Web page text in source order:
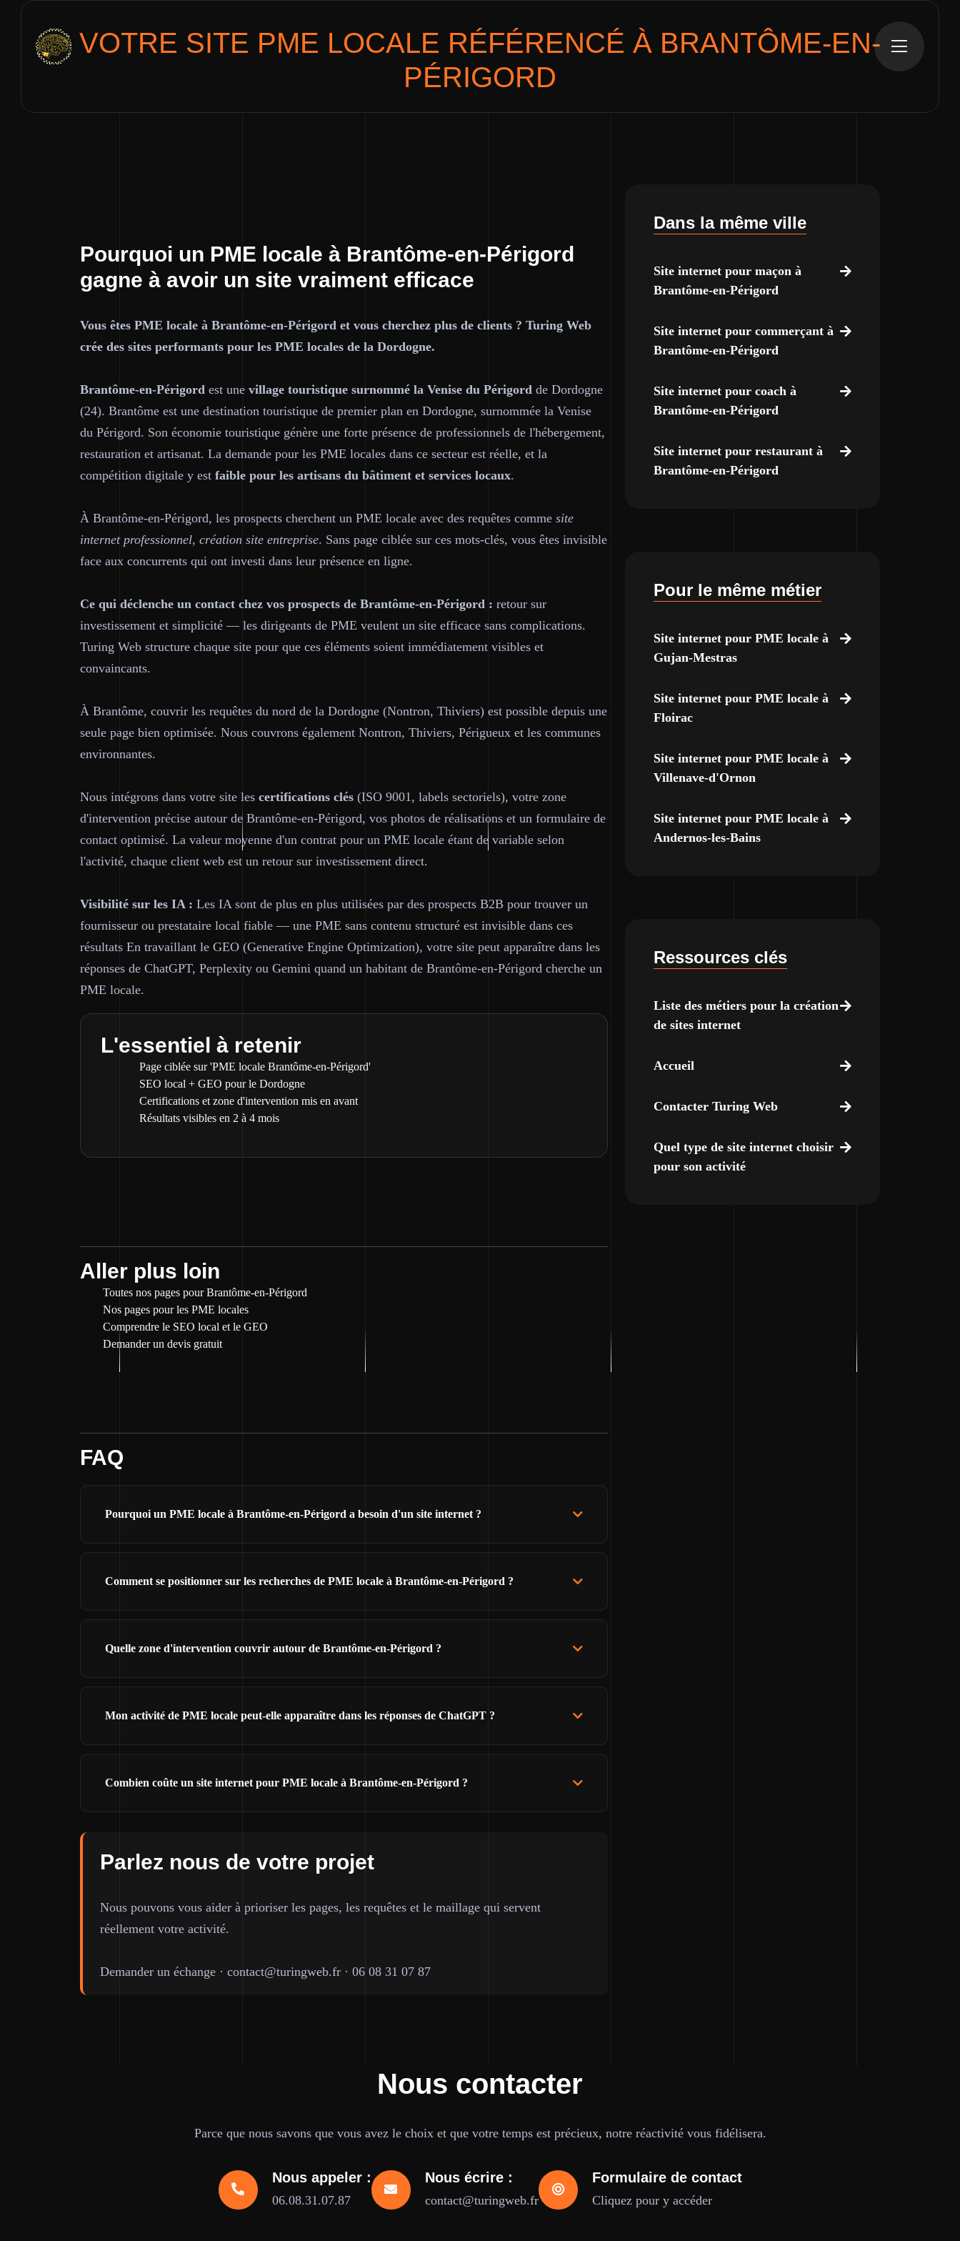
VOTRE SITE PME LOCALE RÉFÉRENCÉ À BRANTÔME-EN-
PÉRIGORD
Pourquoi un PME locale à Brantôme-en-Périgord
gagne à avoir un site vraiment efficace
Vous êtes PME locale à Brantôme-en-Périgord et vous cherchez plus de clients ? Turing Web
crée des sites performants pour les PME locales de la Dordogne.
Brantôme-en-Périgord est une village touristique surnommé la Venise du Périgord de Dordogne
(24). Brantôme est une destination touristique de premier plan en Dordogne, surnommée la Venise
du Périgord. Son économie touristique génère une forte présence de professionnels de l'hébergement,
restauration et artisanat. La demande pour les PME locales dans ce secteur est réelle, et la
compétition digitale y est faible pour les artisans du bâtiment et services locaux.
À Brantôme-en-Périgord, les prospects cherchent un PME locale avec des requêtes comme site
internet professionnel, création site entreprise. Sans page ciblée sur ces mots-clés, vous êtes invisible
face aux concurrents qui ont investi dans leur présence en ligne.
Ce qui déclenche un contact chez vos prospects de Brantôme-en-Périgord : retour sur
investissement et simplicité — les dirigeants de PME veulent un site efficace sans complications.
Turing Web structure chaque site pour que ces éléments soient immédiatement visibles et
convaincants.
À Brantôme, couvrir les requêtes du nord de la Dordogne (Nontron, Thiviers) est possible depuis une
seule page bien optimisée. Nous couvrons également Nontron, Thiviers, Périgueux et les communes
environnantes.
Nous intégrons dans votre site les certifications clés (ISO 9001, labels sectoriels), votre zone
d'intervention précise autour de Brantôme-en-Périgord, vos photos de réalisations et un formulaire de
contact optimisé. La valeur moyenne d'un contrat pour un PME locale étant de variable selon
l'activité, chaque client web est un retour sur investissement direct.
Visibilité sur les IA : Les IA sont de plus en plus utilisées par des prospects B2B pour trouver un
fournisseur ou prestataire local fiable — une PME sans contenu structuré est invisible dans ces
résultats En travaillant le GEO (Generative Engine Optimization), votre site peut apparaître dans les
réponses de ChatGPT, Perplexity ou Gemini quand un habitant de Brantôme-en-Périgord cherche un
PME locale.
L'essentiel à retenir
Page ciblée sur 'PME locale Brantôme-en-Périgord'
SEO local + GEO pour le Dordogne
Certifications et zone d'intervention mis en avant
Résultats visibles en 2 à 4 mois
Aller plus loin
Toutes nos pages pour Brantôme-en-Périgord
Nos pages pour les PME locales
Comprendre le SEO local et le GEO
Demander un devis gratuit
FAQ
Pourquoi un PME locale à Brantôme-en-Périgord a besoin d'un site internet ?
Comment se positionner sur les recherches de PME locale à Brantôme-en-Périgord ?
Quelle zone d'intervention couvrir autour de Brantôme-en-Périgord ?
Mon activité de PME locale peut-elle apparaître dans les réponses de ChatGPT ?
Combien coûte un site internet pour PME locale à Brantôme-en-Périgord ?
Parlez nous de votre projet
Nous pouvons vous aider à prioriser les pages, les requêtes et le maillage qui servent
réellement votre activité.
Demander un échange · contact@turingweb.fr · 06 08 31 07 87
Dans la même ville
Site internet pour maçon à
Brantôme-en-Périgord
Site internet pour commerçant à
Brantôme-en-Périgord
Site internet pour coach à
Brantôme-en-Périgord
Site internet pour restaurant à
Brantôme-en-Périgord
Pour le même métier
Site internet pour PME locale à
Gujan-Mestras
Site internet pour PME locale à
Floirac
Site internet pour PME locale à
Villenave-d'Ornon
Site internet pour PME locale à
Andernos-les-Bains
Ressources clés
Liste des métiers pour la création
de sites internet
Accueil
Contacter Turing Web
Quel type de site internet choisir
pour son activité
Nous contacter
Parce que nous savons que vous avez le choix et que votre temps est précieux, notre réactivité vous fidélisera.
Nous appeler :
06.08.31.07.87
Nous écrire :
contact@turingweb.fr
Formulaire de contact
Cliquez pour y accéder